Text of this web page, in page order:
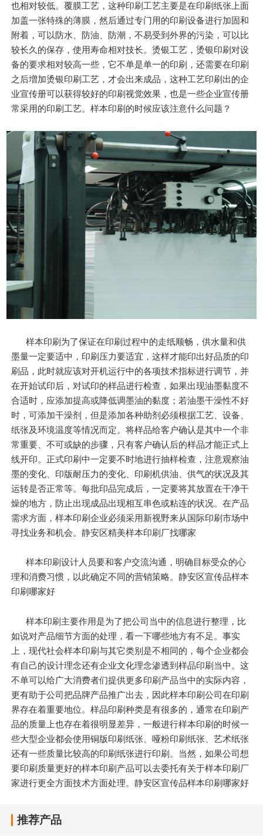
也相对较低。覆膜工艺，这种印刷工艺主要是在印刷纸张上面
加盖一张特殊的薄膜，然后通过专门用的印刷设备进行加固和
附着，可以防水、防油、防潮，不易受到外界的污染，可以比
较长久的保存，使用寿命相对技长。烫银工艺，烫银印刷对设
备的要求相对较高一些，它不单是单一的印刷，还需要在印刷
之后増加烫银印刷工艺，才会出来成品，这种工艺印刷出的企
业宣传册可以获得较好的印刷视觉效果，也是一些企业宣传册
常采用的印刷工艺。样本印刷的时候应该注意什么问题？
样本印刷为了保证在印刷过程中的走纸顺畅，供水量和供
墨量一定要适中，印刷压力要适宜，这样才能印出好品质的印
刷品，此时就应该对开机运行中的各项技术指标进行调节，并
在开始试印后，对试印的样品进行检查，如果出现油墨黏度不
合适时，应添加提高或降低调墨油的黏度；若油墨干澡性不好
时，可添加干澡剂，但是添加各种助剂必须根据工艺、设备、
纸张及环境温度等情况而定。将样品给客户确认是其中一个非
常重要、不可或缺的步骤，只有客户确认后的样品才能正式上
线开印。正式印刷中一定要不时地进行抽样检查，注意观察油
墨的变化、印版耐压力的变化、印刷机供油、供气的状况及其
运转是否正常等。每批印品完成后，一定要将其放置在干净干
燥的地方，防止出现成品出现相互串色或粘连的状况。在产品
需求方面，样本印刷企业必须采用新视野来从国际印刷市场中
寻找业务和机会。静安区精美样本印刷厂找哪家
样本印刷设计人员要和客户交流沟通，明确目标受众的心
理和消费习惯，以此确定不同的营销策略。静安区宣传品样本
印刷哪家好
样本印刷主要作用是为了把公司当中的信息进行整理，比
如说对产品细节方面的处理，看一下哪些地方有不足。事实
上，现代社会样本印刷与其它类别是不相同的，每个企业都会
有自己的设计理念还有企业文化理念渗透到样品印刷当中。这
不单可以给广大消费者们提供更多印刷产品当中的实际内容，
更有助于公司把品牌产品推广出去，因此样本印刷公司在印刷
界存在着重要地位。样品印刷种类是有很多的，通常在印刷产
品的质量上也存在着很明显差异，一般进行样本印刷的时候一
些大型企业都会使用铜版印刷纸张、哑粉印刷纸张、艺术纸张
还有一些质量比较高的印刷纸张进行印刷。当然，如果公司想
要印刷质量更好的样本印刷产品可以去委托有关于样本印刷厂
家进行更全方面技术方面处理。静安区宣传品样本印刷哪家好
推荐产品